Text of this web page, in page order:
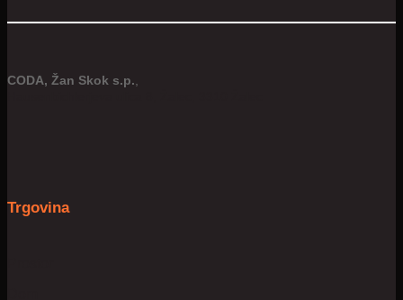
CODA, Žan Skok s.p.,
Trgovina